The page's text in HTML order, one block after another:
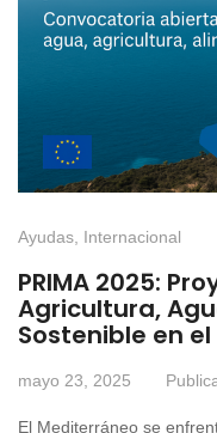
Ayudas Internacional
PRIMA 2025:
Agricultura,
Sostenible en
mayo 23, 2025
El Mediterráneo se